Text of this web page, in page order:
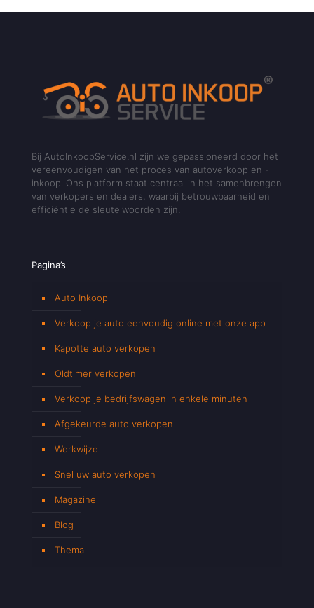
Bij AutoInkoopService.nl zijn we gepassioneerd door het
vereenvoudigen van het proces van autoverkoop en -
inkoop. Ons platform staat centraal in het samenbrengen
van verkopers en dealers, waarbij betrouwbaarheid en
efficiëntie de sleutelwoorden zijn.
Pagina’s
Auto Inkoop
Verkoop je auto eenvoudig online met onze app
Kapotte auto verkopen
Oldtimer verkopen
Verkoop je bedrijfswagen in enkele minuten
Afgekeurde auto verkopen
Werkwijze
Snel uw auto verkopen
Magazine
Blog
Thema